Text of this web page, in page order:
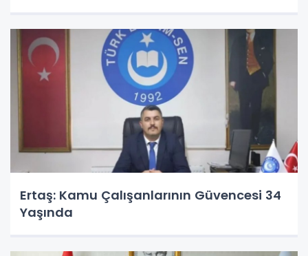
Ertaş: Kamu Çalışanlarının Güvencesi 34
Yaşında